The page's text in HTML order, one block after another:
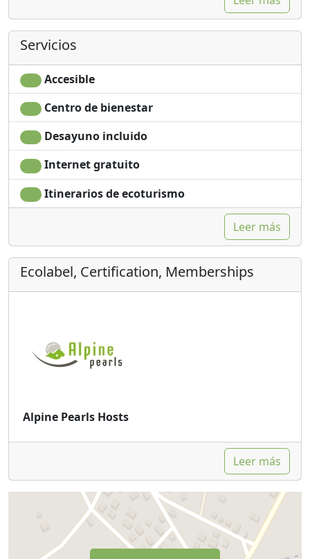
Servicios
Accesible
Centro de bienestar
Desayuno incluido
Internet gratuito
Itinerarios de ecoturismo
Leer más
Ecolabel, Certification, Memberships
Alpine Pearls Hosts
Leer más